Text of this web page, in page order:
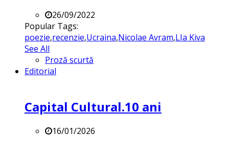
26/09/2022
Popular Tags:
poezie,recenzie,Ucraina,Nicolae Avram,LIa Kiva
See All
Proză scurtă
Editorial
Capital Cultural.10 ani
16/01/2026